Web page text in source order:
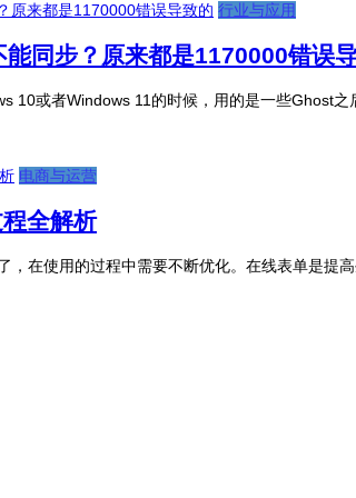
行业与应用
同步？原来都是1170000错误
10或者Windows 11的时候，用的是一些Ghost之
电商与运营
全解析
，在使用的过程中需要不断优化。在线表单是提